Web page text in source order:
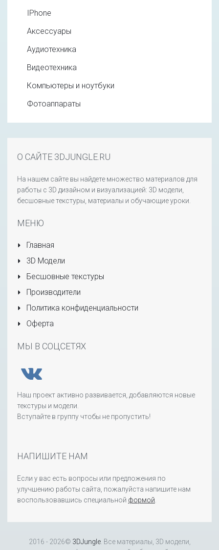
IPhone
Аксессуары
Аудиотехника
Видеотехника
Компьютеры и ноутбуки
Фотоаппараты
О САЙТЕ 3DJUNGLE.RU
На нашем сайте вы найдете множество материалов для
работы с 3D дизайном и визуализацией: 3D модели,
бесшовные текстуры, материалы и обучающие уроки.
МЕНЮ
Главная
3D Модели
Бесшовные текстуры
Производители
Политика конфиденциальности
Оферта
МЫ В СОЦСЕТЯХ
Наш проект активно развивается, добавляются новые
текстуры и модели.
Вступайте в группу чтобы не пропустить!
НАПИШИТЕ НАМ
Если у вас есть вопросы или предложения по
улучшению работы сайта, пожалуйста напишите нам
воспользовавшись специальной формой
2016 - 2026© 3DJungle. Все материалы, 3D модели,